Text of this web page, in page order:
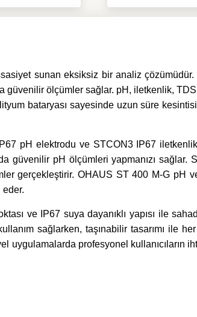
sunan eksiksiz bir analiz çözümüdür.
güvenilir ölçümler sağlar. pH, iletkenlik,
bataryası sayesinde uzun süre
pH elektrodu ve STCON3 IP67
güvenilir pH ölçümleri yapmanızı
gerçekleştirir. OHAUS ST 400 M-G pH
eder.
ve IP67 suya dayanıklı yapısı ile
sağlarken, taşınabilir tasarımı ile
uygulamalarda profesyonel kullanıcıların